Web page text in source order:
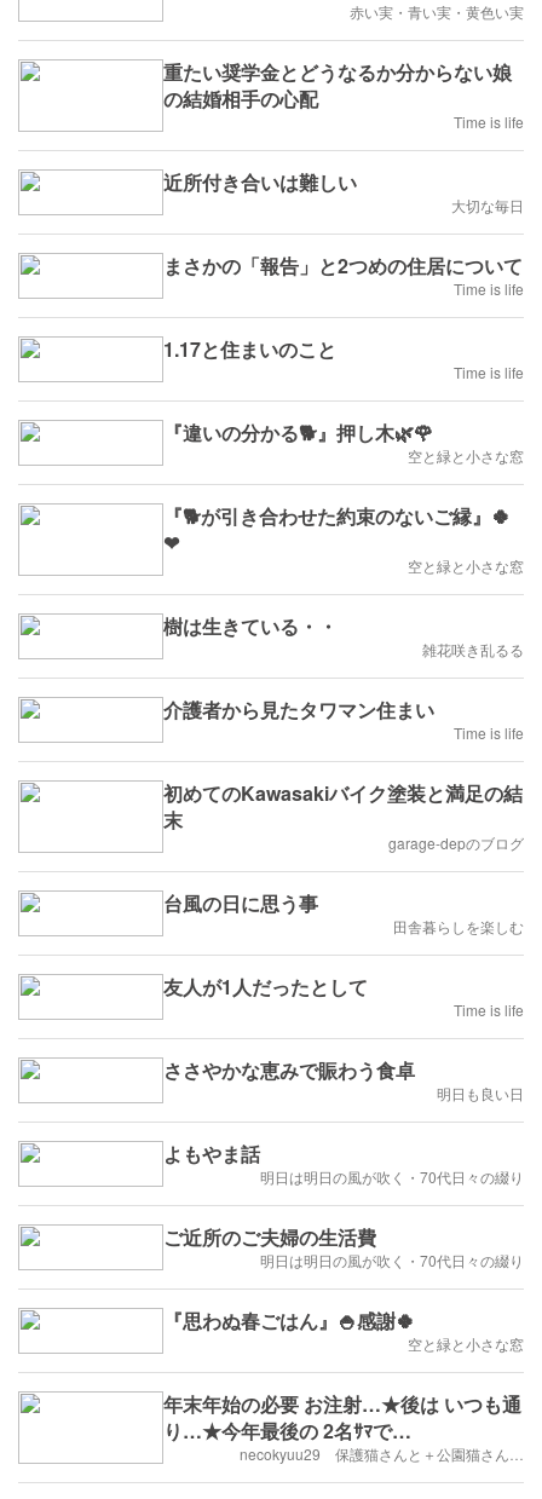
赤い実・青い実・黄色い実
重たい奨学金とどうなるか分からない娘
の結婚相手の心配
Time is life
近所付き合いは難しい
大切な毎日
まさかの「報告」と2つめの住居について
Time is life
1.17と住まいのこと
Time is life
『違いの分かる🐕』押し木🌿🌹
空と緑と小さな窓
『🐕が引き合わせた約束のないご縁』🍀
❤
空と緑と小さな窓
樹は生きている・・
雑花咲き乱るる
介護者から見たタワマン住まい
Time is life
初めてのKawasakiバイク塗装と満足の結
末
garage-depのブログ
台風の日に思う事
田舎暮らしを楽しむ
友人が1人だったとして
Time is life
ささやかな恵みで賑わう食卓
明日も良い日
よもやま話
明日は明日の風が吹く・70代日々の綴り
ご近所のご夫婦の生活費
明日は明日の風が吹く・70代日々の綴り
『思わぬ春ごはん』🍚感謝🍀
空と緑と小さな窓
年末年始の必要 お注射…★後は いつも通
り…★今年最後の 2名ｻﾏで…
necokyuu29 保護猫さんと＋公園猫さん…